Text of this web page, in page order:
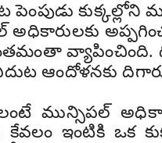
కుక్కల్లోని
వ్యాపించింది.
ఆందోళనకు
మున్సిపల్
ఇంటికి ఒక